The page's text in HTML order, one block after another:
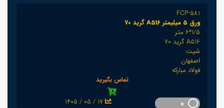
FCP-581
ورق 5 میلیمتر A516 گرید 70
1/5*6 متر
A516 گرید 70
شیت
اصفهان
فولاد مبارکه
تماس بگیرید
1405 / 05 / 17